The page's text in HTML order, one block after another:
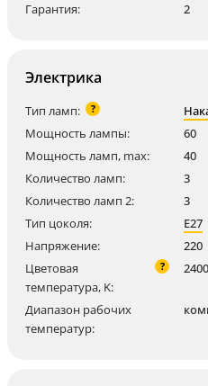
Гарантия: 2
Электрика
Тип ламп: ?
Мощность лампы:
60
Мощность ламп, max:
40
Количество ламп:
3
Количество ламп 2:
3
Тип цоколя:
E27
Напряжение:
220
Цветовая
температура, K:
?
Диапазон рабочих
температур: